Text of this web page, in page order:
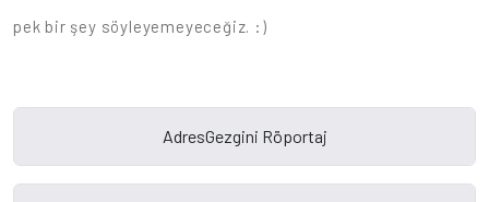
pek bir şey söyleyemeyeceğiz. :)